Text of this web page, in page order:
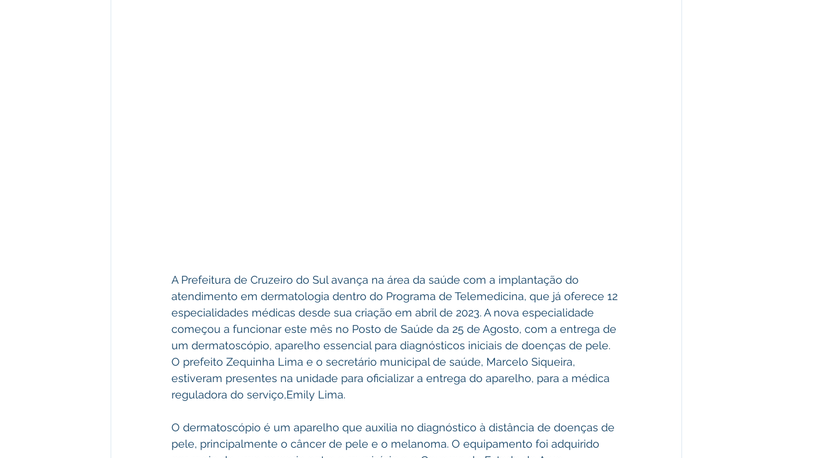
A Prefeitura de Cruzeiro do Sul avança na área da saúde com a implantação do
atendimento em dermatologia dentro do Programa de Telemedicina, que já oferece 12
especialidades médicas desde sua criação em abril de 2023. A nova especialidade
começou a funcionar este mês no Posto de Saúde da 25 de Agosto, com a entrega de
um dermatoscópio, aparelho essencial para diagnósticos iniciais de doenças de pele.
O prefeito Zequinha Lima e o secretário municipal de saúde, Marcelo Siqueira,
estiveram presentes na unidade para oficializar a entrega do aparelho, para a médica
reguladora do serviço,Emily Lima.
O dermatoscópio é um aparelho que auxilia no diagnóstico à distância de doenças de
pele, principalmente o câncer de pele e o melanoma. O equipamento foi adquirido